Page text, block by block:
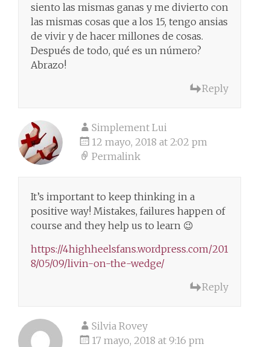
siento las mismas ganas y me divierto con
las mismas cosas que a los 15, tengo ansias
de vivir y de hacer millones de cosas.
Después de todo, qué es un número?
Abrazo!
Reply
Simplement Lui
12 mayo, 2018 at 2:02 pm
Permalink
It’s important to keep thinking in a
positive way! Mistakes, failures happen of
course and they help us to learn 😉
https://4highheelsfans.wordpress.com/201
8/05/09/livin-on-the-wedge/
Reply
Silvia Rovey
17 mayo, 2018 at 9:16 pm